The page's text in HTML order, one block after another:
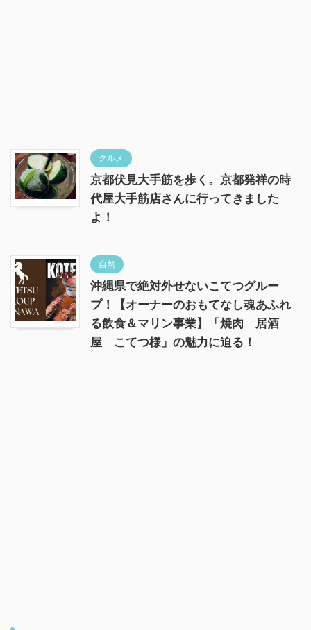
グルメ
京都伏見大手筋を歩く。京都発祥の時
代屋大手筋店さんに行ってきました
よ！
自然
沖縄県で絶対外せないこてつグルー
プ！【オーナーのおもてなし魂あふれ
る飲食＆マリン事業】「焼肉 居酒
屋 こてつ様」の魅力に迫る！